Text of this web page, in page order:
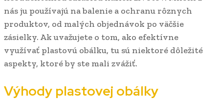
nás ju používajú na balenie a ochranu rôznych
produktov, od malých objednávok po väčšie
zásielky. Ak uvažujete o tom, ako efektívne
využívať plastovú obálku, tu sú niektoré dôležité
aspekty, ktoré by ste mali zvážiť.
Výhody plastovej obálky